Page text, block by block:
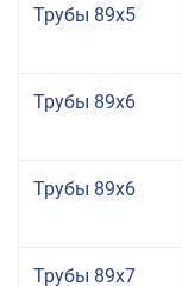
Трубы 89x5
Трубы 89x6
Трубы 89x6
Трубы 89x7